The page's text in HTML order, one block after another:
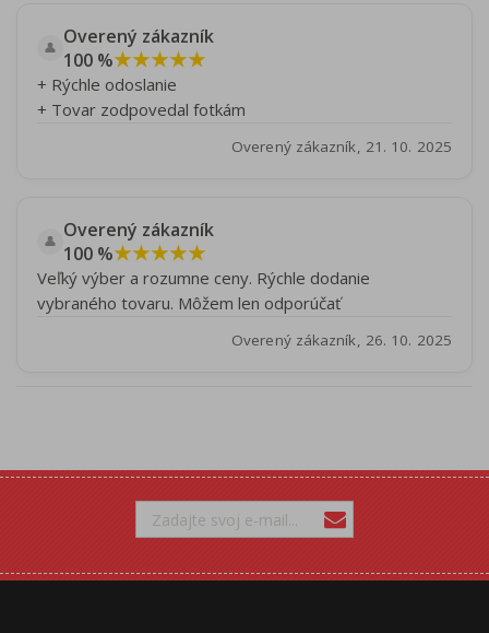
👤 Overený zákazník
100 %★★★★★
+ Rýchle odoslanie
+ Tovar zodpovedal fotkám
Overený zákazník, 21. 10. 2025
👤 Overený zákazník
100 %★★★★★
Veľký výber a rozumne ceny. Rýchle dodanie
vybraného tovaru. Môžem len odporúčať
Overený zákazník, 26. 10. 2025